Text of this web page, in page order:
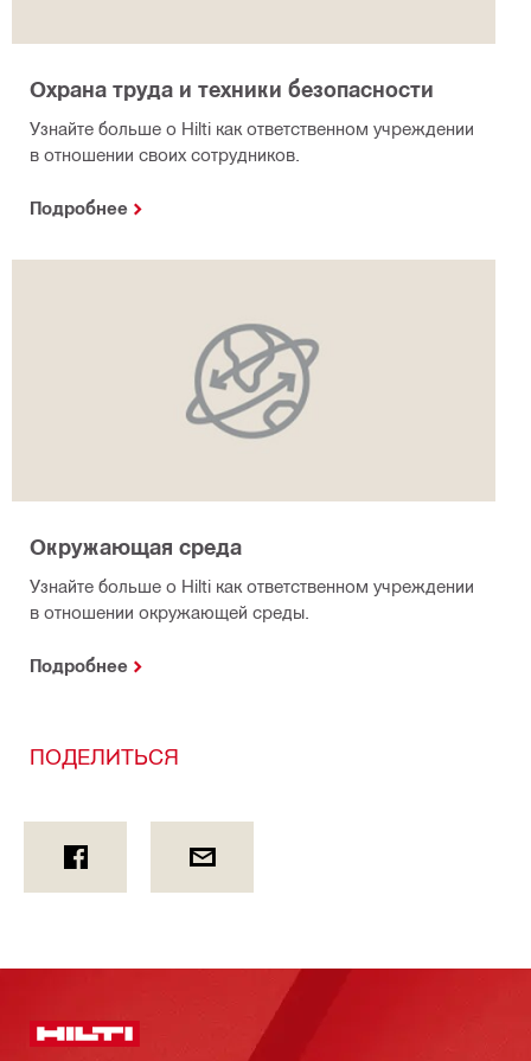
Охрана труда и техники безопасности
Узнайте больше о Hilti как ответственном учреждении
в отношении своих сотрудников.
Подробнее
Окружающая среда
Узнайте больше о Hilti как ответственном учреждении
в отношении окружающей среды.
Подробнее
ПОДЕЛИТЬСЯ